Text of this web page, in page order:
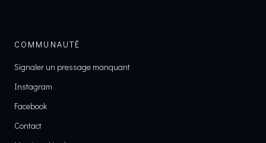
COMMUNAUTÉ
Signaler un pressage manquant
Instagram
Facebook
Contact